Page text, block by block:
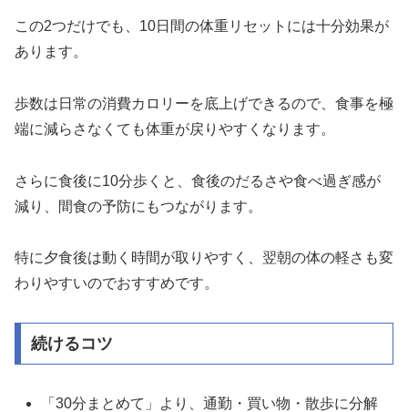
この2つだけでも、10日間の体重リセットには十分効果が
あります。
歩数は日常の消費カロリーを底上げできるので、食事を極
端に減らさなくても体重が戻りやすくなります。
さらに食後に10分歩くと、食後のだるさや食べ過ぎ感が
減り、間食の予防にもつながります。
特に夕食後は動く時間が取りやすく、翌朝の体の軽さも変
わりやすいのでおすすめです。
続けるコツ
「30分まとめて」より、通勤・買い物・散歩に分解